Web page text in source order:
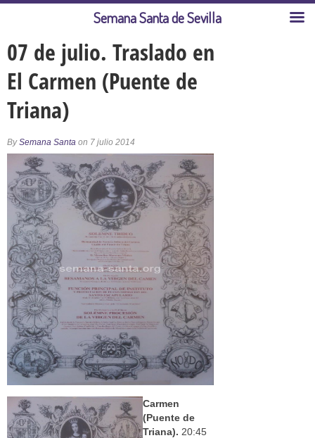
07 de julio. Traslado en
El Carmen (Puente de
Triana)
BySemana Santa on 7 julio 2014
Carmen
(Puente de
Triana). 20:45
Semana Santa de Sevilla